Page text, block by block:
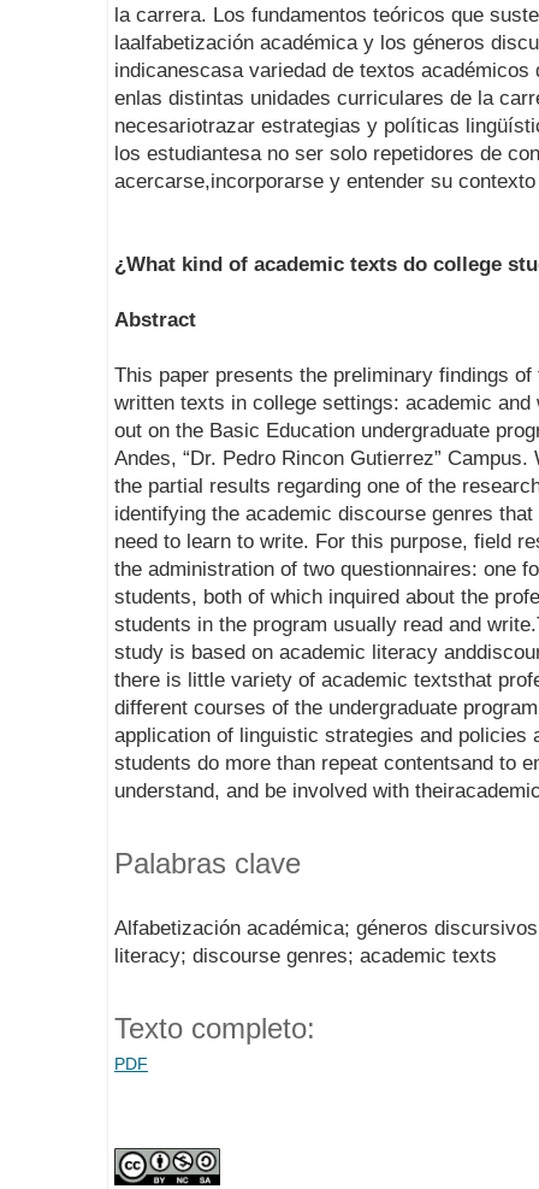
la carrera. Los fundamentos teóricos que
laalfabetización académica y los géneros
indicanescasa variedad de textos
enlas distintas unidades curriculares de la
necesariotrazar estrategias y políticas
los estudiantesa no ser solo repetidores de
acercarse,incorporarse y entender su
¿What kind of academic texts do college
Abstract
This paper presents the preliminary findings of
written texts in college settings: academic
out on the Basic Education undergraduate
Andes, “Dr. Pedro Rincon Gutierrez”
the partial results regarding one of the
identifying the academic discourse genres
need to learn to write. For this purpose, field
the administration of two questionnaires: one
students, both of which inquired about the
students in the program usually read and
study is based on academic literacy
there is little variety of academic textsthat
different courses of the undergraduate
application of linguistic strategies and policies
students do more than repeat contentsand to
understand, and be involved with
Palabras clave
Alfabetización académica; géneros
literacy; discourse genres; academic texts
Texto completo:
PDF